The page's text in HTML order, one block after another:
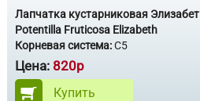
Лапчатка кустарниковая Элизабет
Potentilla Fruticosa Elizabeth
Корневая система:C5
Цена: 820р
Купить